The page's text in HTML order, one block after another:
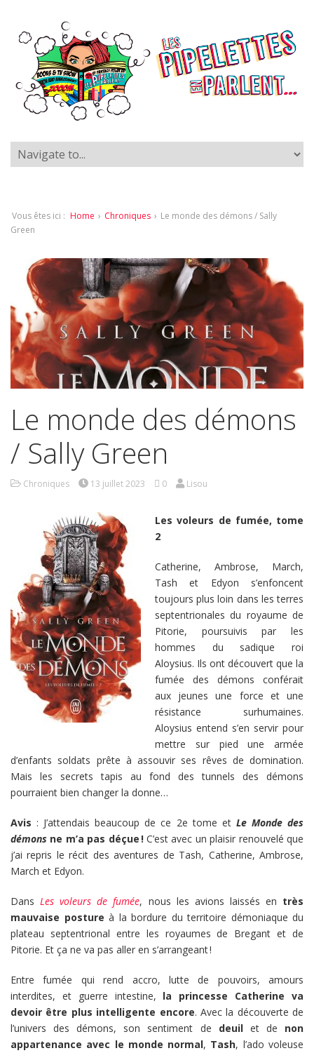
Vous êtes ici : Home › Chroniques › Le monde des démons / Sally
Green
Le monde des démons
/ Sally Green
Chroniques 13 juillet 2023 0 Lisou
Les voleurs de fumée, tome
2
Catherine, Ambrose, March,
Tash et Edyon s’enfoncent
toujours plus loin dans les terres
septentrionales du royaume de
Pitorie, poursuivis par les
hommes du sadique roi
Aloysius. Ils ont découvert que la
fumée des démons conférait
aux jeunes une force et une
résistance surhumaines.
Aloysius entend s’en servir pour
mettre sur pied une armée
d’enfants soldats prête à assouvir ses rêves de domination.
Mais les secrets tapis au fond des tunnels des démons
pourraient bien changer la donne…
Avis : J’attendais beaucoup de ce 2e tome et Le Monde des
démons ne m’a pas déçue !C’est avec un plaisir renouvelé que
j’ai repris le récit des aventures de Tash, Catherine, Ambrose,
March et Edyon.
DansLes voleurs de fumée, nous les avions laissés en très
mauvaise posture à la bordure du territoire démoniaque du
plateau septentrional entre les royaumes de Bregant et de
Pitorie. Et ça ne va pas aller en s’arrangeant !
Entre fumée qui rend accro, lutte de pouvoirs, amours
interdites, et guerre intestine, la princesse Catherine va
devoir être plus intelligente encore. Avec la découverte de
l’univers des démons, son sentiment de deuilet de non
appartenance avec le monde normal, Tash, l’ado voleuse